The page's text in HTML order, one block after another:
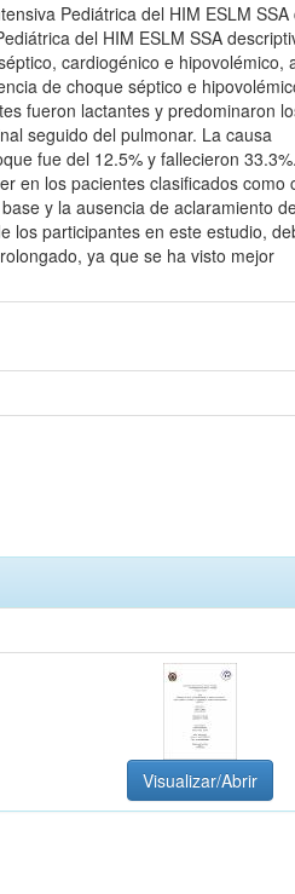
Pediátrica del HIM ESLM SSA
del HIM ESLM SSA
cardiogénico e hipovolémico,
de choque séptico e
fueron lactantes y predominaron
seguido del pulmonar. La causa
fue del 12.5% y fallecieron
en los pacientes clasificados como
y la ausencia de aclaramiento
los participantes en este estudio,
ya que se ha visto mejor
Visualizar/Abrir